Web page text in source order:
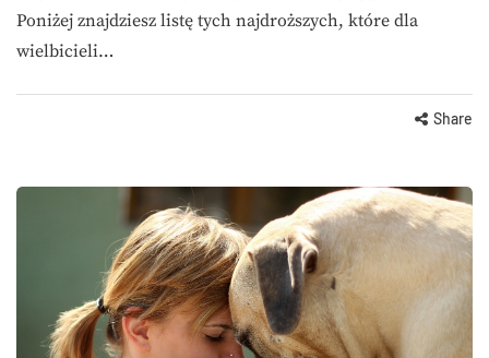
Poniżej znajdziesz listę tych najdroższych, które dla
wielbicieli…
Share